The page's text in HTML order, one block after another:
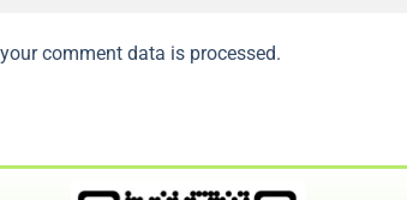
comment data is processed.